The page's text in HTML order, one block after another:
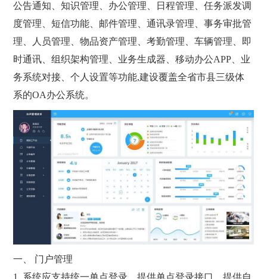
公告通知、知识管理、办公管理、日程管理、任务派发调
度管理、短信功能、邮件管理、通讯录管理、事务审批管
理、人员管理、物品资产管理、考勤管理、车辆管理、即
时通讯、组织架构管理、业务生成器、移动办公APP、业
务系统对接、个人设置等功能,建设覆盖全省市县三级体
系的OA办公系统。
一、 门户管理